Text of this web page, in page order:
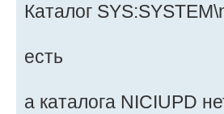
Каталог
есть
а каталога NICIUPD